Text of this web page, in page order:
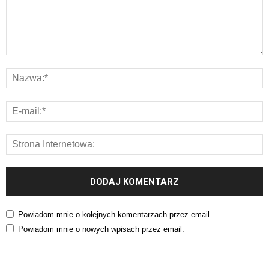
Powiadom mnie o kolejnych komentarzach przez email.
Powiadom mnie o nowych wpisach przez email.